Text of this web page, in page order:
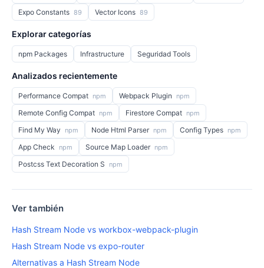
Expo Constants 89 Vector Icons 89
Explorar categorías
npm Packages Infrastructure Seguridad Tools
Analizados recientemente
Performance Compat npm Webpack Plugin npm
Remote Config Compat npm Firestore Compat npm
Find My Way npm Node Html Parser npm Config Types npm
App Check npm Source Map Loader npm
Postcss Text Decoration S npm
Ver también
Hash Stream Node vs workbox-webpack-plugin
Hash Stream Node vs expo-router
Alternativas a Hash Stream Node